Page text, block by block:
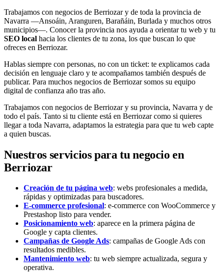
Trabajamos con negocios de Berriozar y de toda la provincia de
Navarra —Ansoáin, Aranguren, Barañáin, Burlada y muchos otros
municipios—. Conocer la provincia nos ayuda a orientar tu web y tu
SEO local hacia los clientes de tu zona, los que buscan lo que
ofreces en Berriozar.
Hablas siempre con personas, no con un ticket: te explicamos cada
decisión en lenguaje claro y te acompañamos también después de
publicar. Para muchos negocios de Berriozar somos su equipo
digital de confianza año tras año.
Trabajamos con negocios de Berriozar y su provincia, Navarra y de
todo el país. Tanto si tu cliente está en Berriozar como si quieres
llegar a toda Navarra, adaptamos la estrategia para que tu web capte
a quien buscas.
Nuestros servicios para tu negocio en
Berriozar
Creación de tu página web: webs profesionales a medida,
rápidas y optimizadas para buscadores.
E-commerce profesional: e-commerce con WooCommerce y
Prestashop listo para vender.
Posicionamiento web: aparece en la primera página de
Google y capta clientes.
Campañas de Google Ads: campañas de Google Ads con
resultados medibles.
Mantenimiento web: tu web siempre actualizada, segura y
operativa.